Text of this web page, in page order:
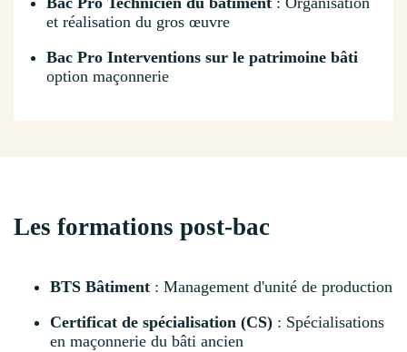
et réalisation du gros œuvre
Bac Pro Interventions sur le patrimoine bâti
option maçonnerie
Les formations post-bac
BTS Bâtiment : Management d'unité de production
Certificat de spécialisation (CS) : Spécialisations
en maçonnerie du bâti ancien